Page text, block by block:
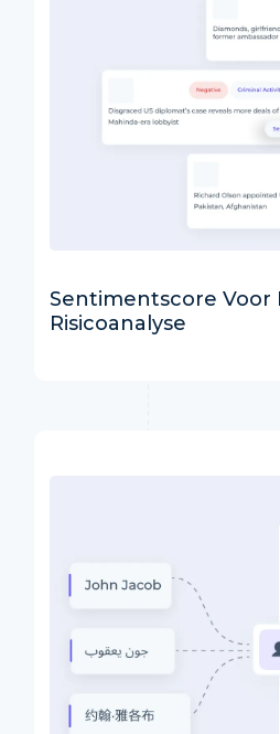
Sentimentscore Voor
Risicoanalyse